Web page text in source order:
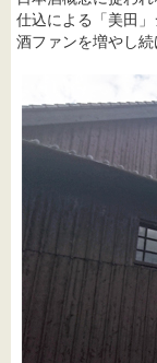
仕込による「美田
酒ファンを増やし続